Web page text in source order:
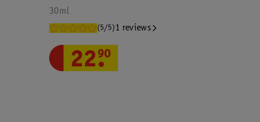
30ml
(5/5)1 reviews
22.
90